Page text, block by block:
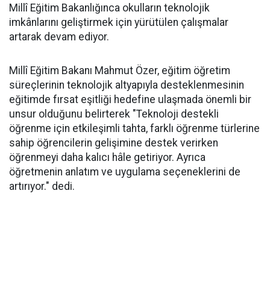
Millî Eğitim Bakanlığınca okulların teknolojik
imkânlarını geliştirmek için yürütülen çalışmalar
artarak devam ediyor.
Millî Eğitim Bakanı Mahmut Özer, eğitim öğretim
süreçlerinin teknolojik altyapıyla desteklenmesinin
eğitimde fırsat eşitliği hedefine ulaşmada önemli bir
unsur olduğunu belirterek "Teknoloji destekli
öğrenme için etkileşimli tahta, farklı öğrenme türlerine
sahip öğrencilerin gelişimine destek verirken
öğrenmeyi daha kalıcı hâle getiriyor. Ayrıca
öğretmenin anlatım ve uygulama seçeneklerini de
artırıyor." dedi.